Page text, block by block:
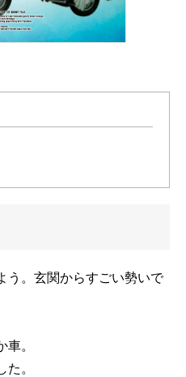
う。玄関からすごい勢いで
。
。